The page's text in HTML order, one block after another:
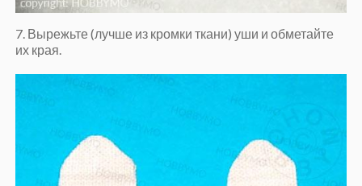
7. Вырежьте (лучше из кромки ткани) уши и обметайте
их края.